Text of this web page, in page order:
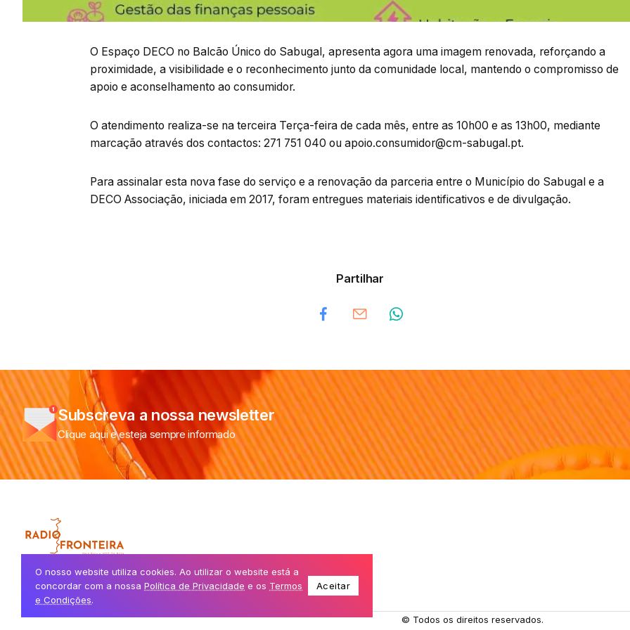
O Espaço DECO no Balcão Único do Sabugal, apresenta agora uma imagem renovada, reforçando a
proximidade, a visibilidade e o reconhecimento junto da comunidade local, mantendo o compromisso de
apoio e aconselhamento ao consumidor.
O atendimento realiza-se na terceira Terça-feira de cada mês, entre as 10h00 e as 13h00, mediante
marcação através dos contactos: 271 751 040 ou apoio.consumidor@cm-sabugal.pt.
Para assinalar esta nova fase do serviço e a renovação da parceria entre o Município do Sabugal e a
DECO Associação, iniciada em 2017, foram entregues materiais identificativos e de divulgação.
Partilhar
Subscreva a nossa newsletter
Clique aqui e esteja sempre informado
© Todos os direitos reservados.
O nosso website utiliza cookies. Ao utilizar o website está a
concordar com a nossa Política de Privacidade e os Termos
e Condições.
Aceitar